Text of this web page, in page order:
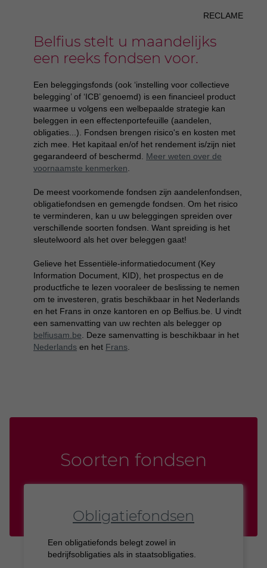
RECLAME
Belfius stelt u maandelijks
een reeks fondsen voor.
Een beleggingsfonds (ook ‘instelling voor collectieve
belegging’ of ‘ICB’ genoemd) is een financieel product
waarmee u volgens een welbepaalde strategie kan
beleggen in een effectenportefeuille (aandelen,
obligaties...). Fondsen brengen risico's en kosten met
zich mee. Het kapitaal en/of het rendement is/zijn niet
gegarandeerd of beschermd. Meer weten over de
voornaamste kenmerken
De meest voorkomende fondsen zijn aandelenfondsen,
obligatiefondsen en gemengde fondsen. Om het risico
te verminderen, kan u uw beleggingen spreiden over
verschillende soorten fondsen. Want spreiding is het
sleutelwoord als het over beleggen gaat!
Gelieve het Essentiële-informatiedocument (Key
Information Document, KID), het prospectus en de
productfiche te lezen vooraleer de beslissing te nemen
om te investeren, gratis beschikbaar in het Nederlands
en het Frans in onze kantoren en op Belfius.be. U vindt
een samenvatting van uw rechten als belegger op
belfiusam.be . Deze samenvatting is beschikbaar in het
Nederlands en het Frans
Soorten fondsen
Obligatiefondsen
Een obligatiefonds belegt zowel in
bedrijfsobligaties als in staatsobligaties.